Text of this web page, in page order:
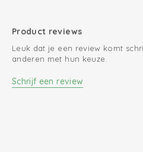
Product reviews
Leuk dat je een review komt
anderen met hun keuze.
Schrijf een review